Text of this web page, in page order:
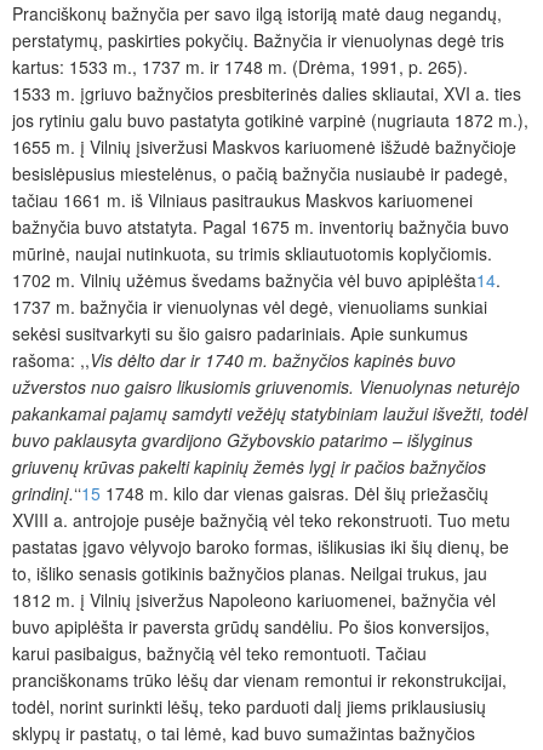
Pranciškonų bažnyčia per savo ilgą istoriją matė daug negandų,
perstatymų, paskirties pokyčių. Bažnyčia ir vienuolynas degė tris
kartus: 1533 m., 1737 m. ir 1748 m. (Drėma, 1991, p. 265).
1533 m. įgriuvo bažnyčios presbiterinės dalies skliautai, XVI a. ties
jos rytiniu galu buvo pastatyta gotikinė varpinė (nugriauta 1872 m.),
1655 m. į Vilnių įsiveržusi Maskvos kariuomenė išžudė bažnyčioje
besislėpusius miestelėnus, o pačią bažnyčia nusiaubė ir padegė,
tačiau 1661 m. iš Vilniaus pasitraukus Maskvos kariuomenei
bažnyčia buvo atstatyta. Pagal 1675 m. inventorių bažnyčia buvo
mūrinė, naujai nutinkuota, su trimis skliautuotomis koplyčiomis.
1702 m. Vilnių užėmus švedams bažnyčia vėl buvo apiplėšta14.
1737 m. bažnyčia ir vienuolynas vėl degė, vienuoliams sunkiai
sekėsi susitvarkyti su šio gaisro padariniais. Apie sunkumus
rašoma: ,,Vis dėlto dar ir 1740 m. bažnyčios kapinės buvo
užverstos nuo gaisro likusiomis griuvenomis. Vienuolynas neturėjo
pakankamai pajamų samdyti vežėjų statybiniam laužui išvežti, todėl
buvo paklausyta gvardijono Gžybovskio patarimo – išlyginus
griuvenų krūvas pakelti kapinių žemės lygį ir pačios bažnyčios
grindinį.‘‘15 1748 m. kilo dar vienas gaisras. Dėl šių priežasčių
XVIII a. antrojoje pusėje bažnyčią vėl teko rekonstruoti. Tuo metu
pastatas įgavo vėlyvojo baroko formas, išlikusias iki šių dienų, be
to, išliko senasis gotikinis bažnyčios planas. Neilgai trukus, jau
1812 m. į Vilnių įsiveržus Napoleono kariuomenei, bažnyčia vėl
buvo apiplėšta ir paversta grūdų sandėliu. Po šios konversijos,
karui pasibaigus, bažnyčią vėl teko remontuoti. Tačiau
pranciškonams trūko lėšų dar vienam remontui ir rekonst­ruk­cijai,
todėl, norint surinkti lėšų, teko parduoti dalį jiems priklausiusių
sklypų ir pastatų, o tai lėmė, kad buvo sumažintas bažnyčios